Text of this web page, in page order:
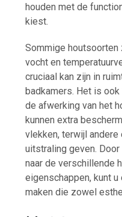
houden met de
kiest.
Sommige
vocht en
cruciaal kan zijn in
badkamers. Het is
de afwerking van het
kunnen extra
vlekken, terwijl andere
uitstraling geven.
naar de verschillende
eigenschappen, kunt
maken die zowel